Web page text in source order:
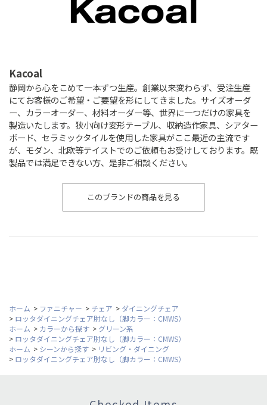
Kacoal
静岡から心をこめて一本ずつ生産。創業以来変わらず、受注生産
にてお客様のご希望・ご要望を形にしてきました。サイズオーダ
ー、カラーオーダー、材料オーダー等、世界に一つだけの家具を
製造いたします。狭小向け変形テーブル、収納造作家具、シアター
ボード、セラミックタイルを使用した家具がここ最近の主流です
が、モダン、北欧等テイストでのご依頼もお受けしております。既
製品では満足できない方、是非ご相談ください。
このブランドの商品を見る
ホーム > ファニチャー > チェア > ダイニングチェア
> ロッタダイニングチェア肘なし（脚カラー：CMWS）
ホーム > カラーから探す > グリーン系
> ロッタダイニングチェア肘なし（脚カラー：CMWS）
ホーム > シーンから探す > リビング・ダイニング
> ロッタダイニングチェア肘なし（脚カラー：CMWS）